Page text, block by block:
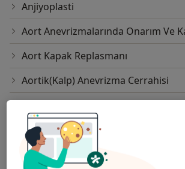
Anjiyoplasti
Aort Anevrizmalarında Onarım Ve
Aort Kapak Replasmanı
Aortik(Kalp) Anevrizma Cerrahisi
Arteriografi
Aterektomi